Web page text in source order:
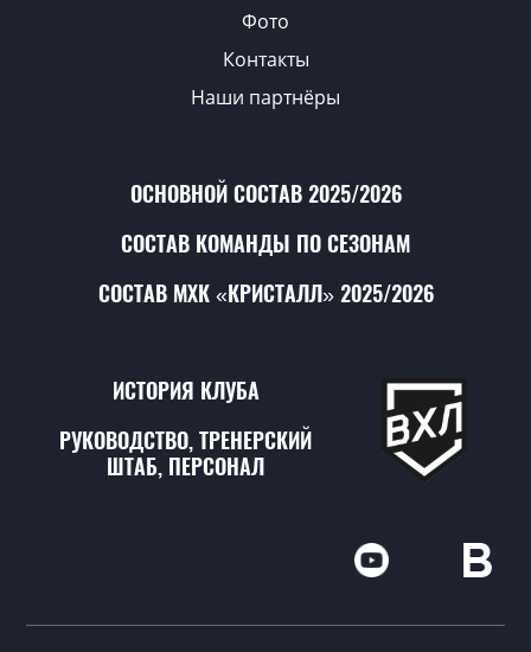
Фото
Контакты
Наши партнёры
ОСНОВНОЙ СОСТАВ 2025/2026
СОСТАВ КОМАНДЫ ПО СЕЗОНАМ
СОСТАВ МХК «КРИСТАЛЛ» 2025/2026
ИСТОРИЯ КЛУБА
РУКОВОДСТВО, ТРЕНЕРСКИЙ
ШТАБ, ПЕРСОНАЛ